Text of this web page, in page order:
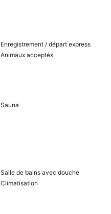
Enregistrement / départ express
Animaux acceptés
Sauna
Salle de bains avec douche
Climatisation